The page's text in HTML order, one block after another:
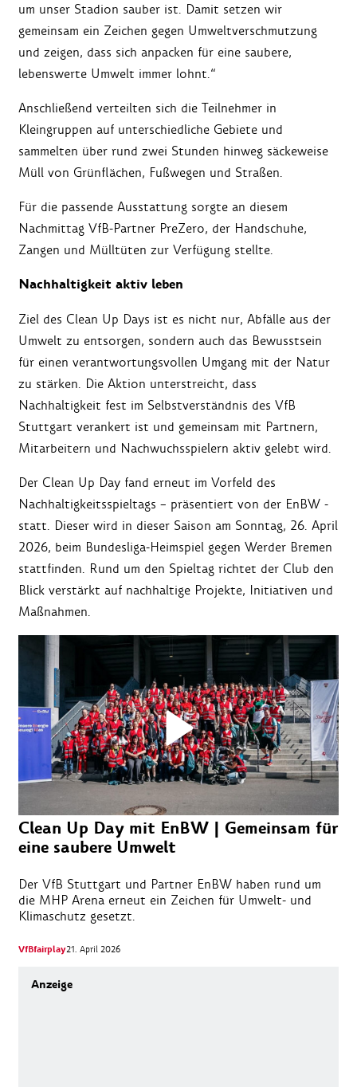
um unser Stadion sauber ist. Damit setzen wir
gemeinsam ein Zeichen gegen Umweltverschmutzung
und zeigen, dass sich anpacken für eine saubere,
lebenswerte Umwelt immer lohnt.“
Anschließend verteilten sich die Teilnehmer in
Kleingruppen auf unterschiedliche Gebiete und
sammelten über rund zwei Stunden hinweg säckeweise
Müll von Grünflächen, Fußwegen und Straßen.
Für die passende Ausstattung sorgte an diesem
Nachmittag VfB-Partner PreZero, der Handschuhe,
Zangen und Mülltüten zur Verfügung stellte.
Nachhaltigkeit aktiv leben
Ziel des Clean Up Days ist es nicht nur, Abfälle aus der
Umwelt zu entsorgen, sondern auch das Bewusstsein
für einen verantwortungsvollen Umgang mit der Natur
zu stärken. Die Aktion unterstreicht, dass
Nachhaltigkeit fest im Selbstverständnis des VfB
Stuttgart verankert ist und gemeinsam mit Partnern,
Mitarbeitern und Nachwuchsspielern aktiv gelebt wird.
Der Clean Up Day fand erneut im Vorfeld des
Nachhaltigkeitsspieltags – präsentiert von der EnBW -
statt. Dieser wird in dieser Saison am Sonntag, 26. April
2026, beim Bundesliga-Heimspiel gegen Werder Bremen
stattfinden. Rund um den Spieltag richtet der Club den
Blick verstärkt auf nachhaltige Projekte, Initiativen und
Maßnahmen.
Clean Up Day mit EnBW | Gemeinsam für
eine saubere Umwelt
Der VfB Stuttgart und Partner EnBW haben rund um
die MHP Arena erneut ein Zeichen für Umwelt- und
Klimaschutz gesetzt.
VfBfairplay21. April 2026